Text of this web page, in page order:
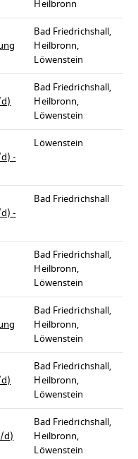
Heilbronn
Bad Friedrichshall,
Heilbronn,
Löwenstein
Bad Friedrichshall,
Heilbronn,
Löwenstein
-
Löwenstein
-
Bad Friedrichshall
Bad Friedrichshall,
Heilbronn,
Löwenstein
Bad Friedrichshall,
Heilbronn,
Löwenstein
Bad Friedrichshall,
Heilbronn,
Löwenstein
d)
Bad Friedrichshall,
Heilbronn,
Löwenstein